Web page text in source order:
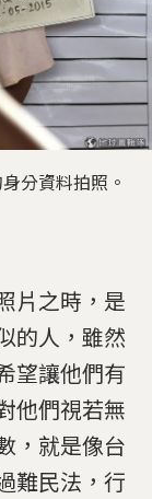
分資料拍照。
片之時，是
的人，雖然
望讓他們有
他們視若無
，就是像台
難民法，行